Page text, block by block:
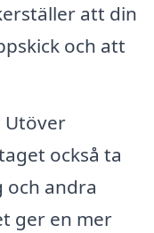
att din
och att
Utöver
också ta
och andra
ger en mer